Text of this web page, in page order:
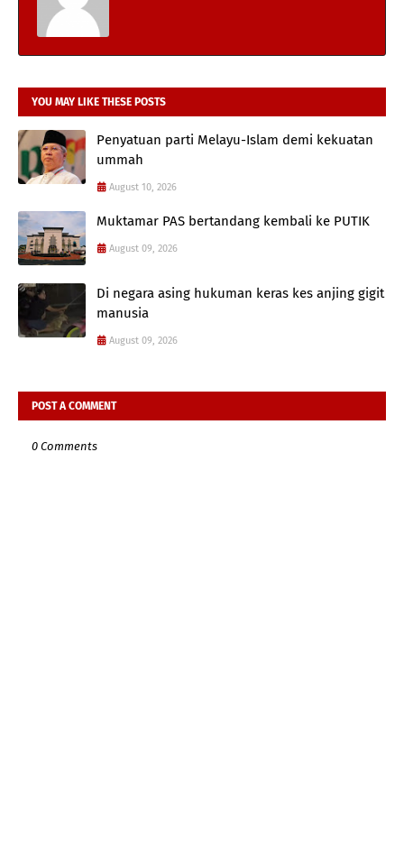
YOU MAY LIKE THESE POSTS
Penyatuan parti Melayu-Islam demi kekuatan
ummah
August 10, 2026
Muktamar PAS bertandang kembali ke PUTIK
August 09, 2026
Di negara asing hukuman keras kes anjing gigit
manusia
August 09, 2026
POST A COMMENT
0 Comments